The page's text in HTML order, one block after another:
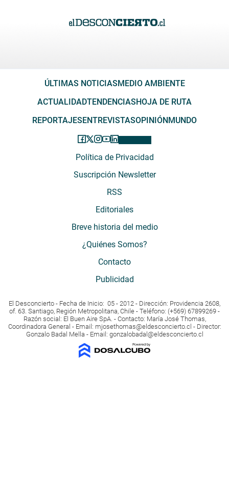
ÚLTIMAS NOTICIASMEDIO AMBIENTE
ACTUALIDADTENDENCIASHOJA DE RUTA
REPORTAJESENTREVISTASOPINIÓNMUNDO
Política de Privacidad
Suscripción Newsletter
RSS
Editoriales
Breve historia del medio
¿Quiénes Somos?
Contacto
Publicidad
El Desconcierto - Fecha de Inicio: 05 - 2012 - Dirección: Providencia 2608,
of. 63. Santiago, Región Metropolitana, Chile - Teléfono: (+569) 67899269 -
Razón social: El Buen Aire SpA. - Contacto: María José Thomas,
Coordinadora General - Email: mjosethomas@eldesconcierto.cl - Director:
Gonzalo Badal Mella - Email: gonzalobadal@eldesconcierto.cl